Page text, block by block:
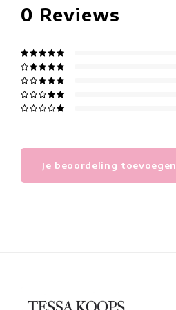
0 Reviews
Je beoordeling toevoegen